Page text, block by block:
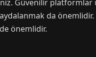
Güvenilir platformlar
da
önemlidir.